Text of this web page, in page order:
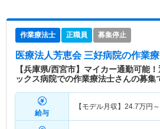
作業療法士 正職員 募集停止
医療法人芳恵会 三好病院の作業
【兵庫県/西宮市】マイカー通勤可能
ックス病院での作業療法士さんの募集
給与
【モデル月収】 24.7万円～